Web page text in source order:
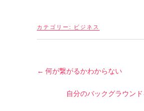
カテゴリー: ビジネス
← 何が繋がるかわからない
自分のバックグラウン